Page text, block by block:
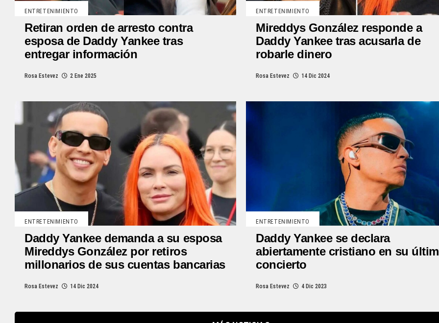
ENTRETENIMIENTO
Retiran orden de arresto contra
esposa de Daddy Yankee tras
entregar información
Rosa Estevez 2 Ene 2025
ENTRETENIMIENTO
Mireddys González responde a
Daddy Yankee tras acusarla de
robarle dinero
Rosa Estevez 14 Dic 2024
ENTRETENIMIENTO
Daddy Yankee demanda a su esposa
Mireddys González por retiros
millonarios de sus cuentas bancarias
Rosa Estevez 14 Dic 2024
ENTRETENIMIENTO
Daddy Yankee se declara
abiertamente cristiano en su
concierto
Rosa Estevez 4 Dic 2023